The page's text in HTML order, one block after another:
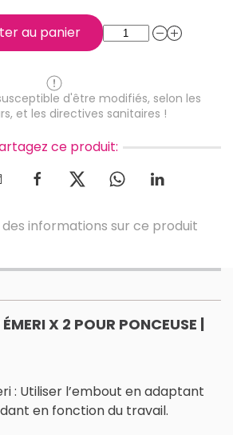
au panier
d'être modifiés, selon les
et les directives sanitaires !
ce produit:
informations sur ce produit
X 2 POUR PONCEUSE |
: Utiliser l’embout en adaptant
en fonction du travail.